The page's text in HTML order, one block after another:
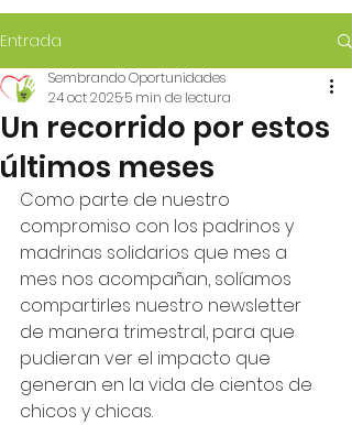
Entrada
Un recorrido por estos
últimos meses
Sembrando Oportunidades
24 oct 20255 min de lectura
Como parte de nuestro
compromiso con los padrinos y
madrinas solidarios que mes a
mes nos acompañan, solíamos
compartirles nuestro newsletter
de manera trimestral, para que
pudieran ver el impacto que
generan en la vida de cientos de
chicos y chicas.